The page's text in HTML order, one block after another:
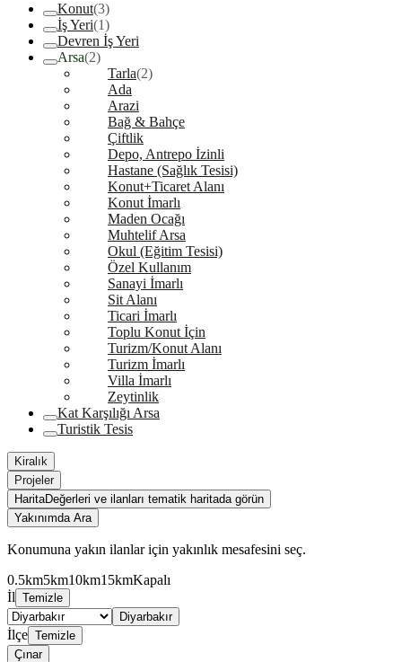
Konut(3)
İş Yeri(1)
Devren İş Yeri
Arsa(2)
Tarla(2)
Ada
Arazi
Bağ & Bahçe
Çiftlik
Depo, Antrepo İzinli
Hastane (Sağlık Tesisi)
Konut+Ticaret Alanı
Konut İmarlı
Maden Ocağı
Muhtelif Arsa
Okul (Eğitim Tesisi)
Özel Kullanım
Sanayi İmarlı
Sit Alanı
Ticari İmarlı
Toplu Konut İçin
Turizm/Konut Alanı
Turizm İmarlı
Villa İmarlı
Zeytinlik
Kat Karşılığı Arsa
Turistik Tesis
Kiralık
Projeler
HaritaDeğerleri ve ilanları tematik haritada görün
Yakınımda Ara
Konumuna yakın ilanlar için yakınlık mesafesini seç.
0.5km5km10km15kmKapalı
İl Temizle
Diyarbakır
İlçe Temizle
Çınar